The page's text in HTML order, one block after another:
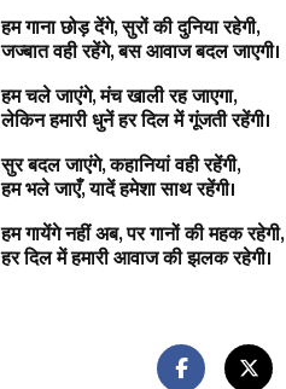
हम गाना छोड़ देंगे, सुरों की दुनिया रहेगी,
जज्बात वही रहेंगे, बस आवाज बदल जाएगी।
हम चले जाएंगे, मंच खाली रह जाएगा,
लेकिन हमारी धुनें हर दिल में गूंजती रहेंगी।
सुर बदल जाएंगे, कहानियां वही रहेंगी,
हम भले जाएँ, यादें हमेशा साथ रहेंगी।
हम गायेंगे नहीं अब, पर गानों की महक रहेगी,
हर दिल में हमारी आवाज की झलक रहेगी।